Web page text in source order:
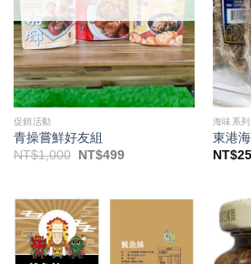
促銷活動
青操嘗鮮好友組
NT$1,000
原
NT$1,000。
NT$499目
NT$499。
海味系列
東港
NT$